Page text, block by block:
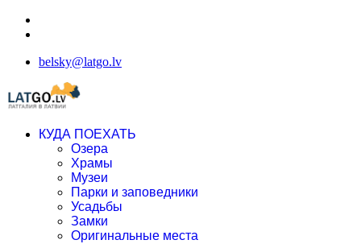
belsky@latgo.lv
КУДА ПОЕХАТЬ
Озера
Храмы
Музеи
Парки и заповедники
Усадьбы
Замки
Оригинальные места